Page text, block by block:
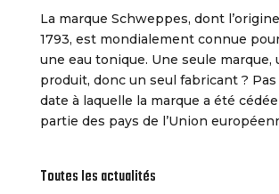
La marque Schweppes, dont
1793, est mondialement connue
une eau tonique. Une seule marque,
produit, donc un seul fabricant ? Pas
date à laquelle la marque a été
partie des pays de l’Union
Toutes les actualités